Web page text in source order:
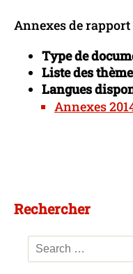
Annexes de
Type de
Liste des
Langues
Annexes
Rechercher